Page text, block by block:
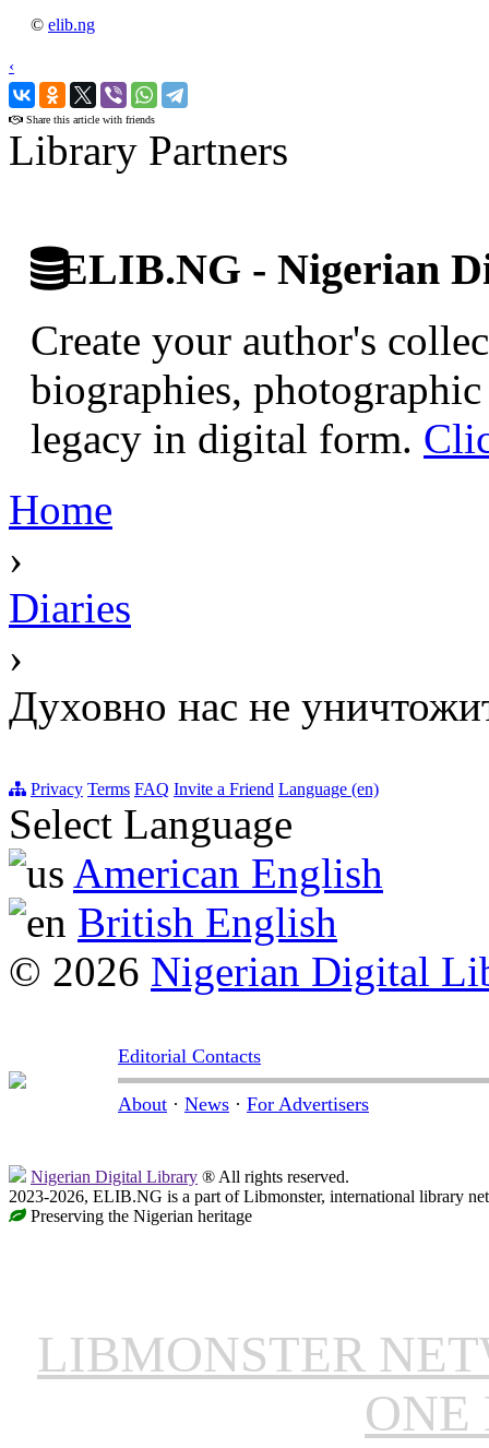
© elib.ng
‹
›
Share this article with friends
Library Partners
ELIB.NG - Nigerian
Create your author's
biographies,
legacy in digital form.
Home
›
Diaries
›
Духовно нас не
Privacy Terms FAQ Invite a Friend Language (en)
Select Language
American English
British English
© 2026 Nigerian Digital
Editorial Contacts
About · News · For Advertisers
Nigerian Digital Library ® All rights reserved.
2023-2026, ELIB.NG is a part of Libmonster, international library
Preserving the Nigerian heritage
LIBMONSTER
ONE